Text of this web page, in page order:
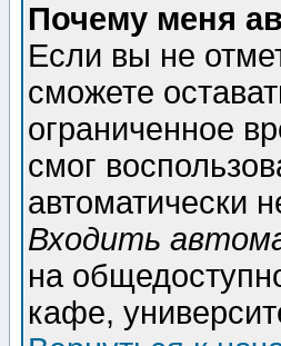
Почему меня
Если вы не
сможете
ограниченное
смог
автоматически
Входить
на
кафе,